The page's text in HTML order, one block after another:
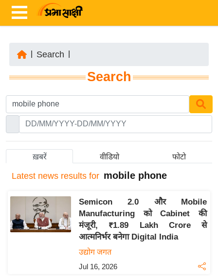
ज़ा
ख
र
ष्ट्री
अं
ष्ट्री
य
Search
Search
ख़बरें वीडियो फोटो
Latest news results for mobile phone
Semicon 2.0 और Mobile
Manufacturing को Cabinet की
मंजूरी, ₹1.89 Lakh Crore से
आत्मनिर्भर बनेगा Digital India
उद्योग जगत
Jul 16, 2026